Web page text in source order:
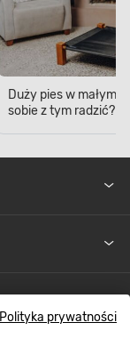
Polityka prywatności
Duży pies w małym
sobie z tym radzić?